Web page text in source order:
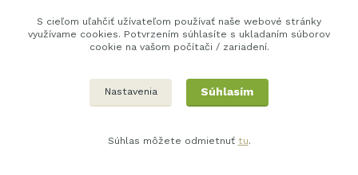
227,5 EUR
8,0 EUR/ks
Expedujeme
během 24-48 hod
Pridať do košíka
S cieľom uľahčiť užívateľom používať naše webové stránky
využívame cookies. Potvrzením súhlasíte s ukladaním súborov
cookie na vašom počítači / zariadení.
Nastavenia Súhlasím
Súhlas môžete odmietnuť tu.